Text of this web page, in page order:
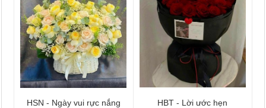
HSN - Ngày vui rực nắng
HBT - Lời ước hẹn